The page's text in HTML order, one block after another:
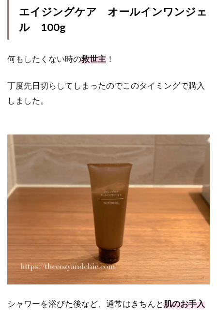
エイジングケア オールインワンジェ
ル 100g
何もしたくない時の救世主 ！
丁度先日切らしてしまったのでこのタイミングで購入
しました。
シャワーを浴びた後など、通常はきちんと肌のお手入